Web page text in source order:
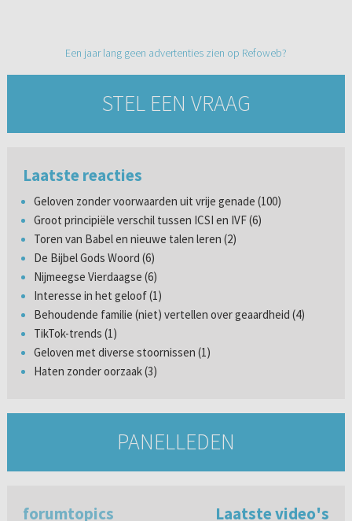
Een jaar lang geen advertenties zien op Refoweb?
STEL EEN VRAAG
Laatste reacties
Geloven zonder voorwaarden uit vrije genade (100)
Groot principiële verschil tussen ICSI en IVF (6)
Toren van Babel en nieuwe talen leren (2)
De Bijbel Gods Woord (6)
Nijmeegse Vierdaagse (6)
Interesse in het geloof (1)
Behoudende familie (niet) vertellen over geaardheid (4)
TikTok-trends (1)
Geloven met diverse stoornissen (1)
Haten zonder oorzaak (3)
PANELLEDEN
forumtopics Laatste video's